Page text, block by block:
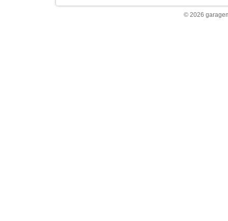
© 2026